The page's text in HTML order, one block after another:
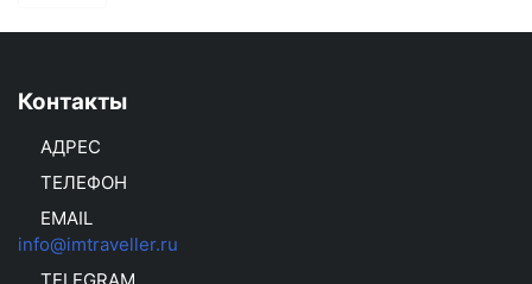
Контакты
АДРЕС
ТЕЛЕФОН
EMAIL
info@imtraveller.ru